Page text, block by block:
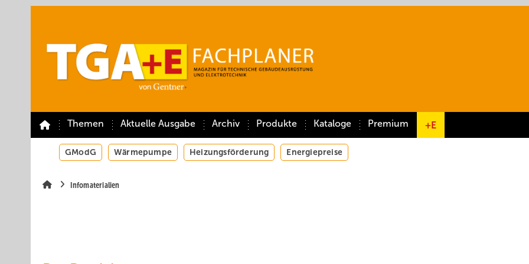
Themen Aktuelle Ausgabe Archiv Produkte Kataloge Premium +E
GModG Wärmepumpe Heizungsförderung Energiepreise
Infomaterialien